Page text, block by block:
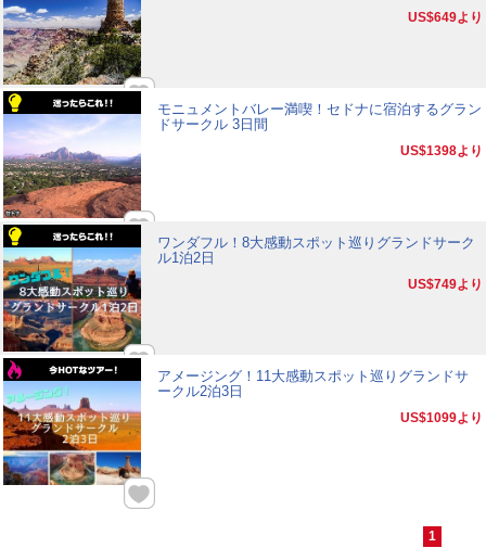
US$649より
モニュメントバレー満喫！セドナに宿泊するグラン
ドサークル 3日間
US$1398より
ワンダフル！8大感動スポット巡りグランドサーク
ル1泊2日
US$749より
アメージング！11大感動スポット巡りグランドサ
ークル2泊3日
US$1099より
1